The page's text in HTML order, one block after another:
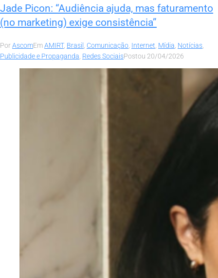
Jade Picon: “Audiência ajuda, mas faturamento
(no marketing) exige consistência”
PorAscomEmAMIRT, Brasil , Comunicação, Internet, Mídia, Notícias,
Publicidade e Propaganda, Redes SociaisPostou 20/04/2026